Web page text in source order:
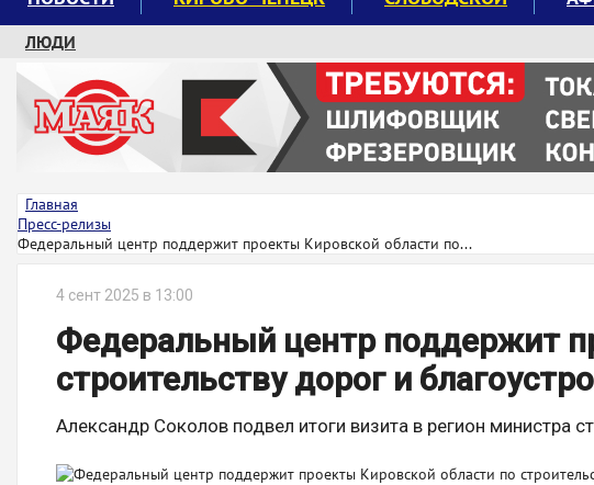
ЛЮДИ
КРУЖКИ И СЕКЦИИ
ЗАВОДУ "МАЯК" 85 ЛЕТ
ЭКОЛОГИЯ
Главная
Пресс-релизы
Федеральный центр поддержит проекты Кировской области по...
4 сент 2025 в 13:00
Федеральный центр поддержит
строительству дорог и
Александр Соколов подвел итоги визита в регион министра